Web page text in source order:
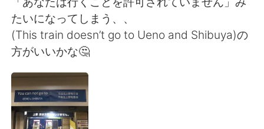
Русский ไทย
Indonesia
Türkçe
Português
たいになってしまう、、
(This train doesn’t go to Ueno and Shibuya)の
方がいいかな🤔